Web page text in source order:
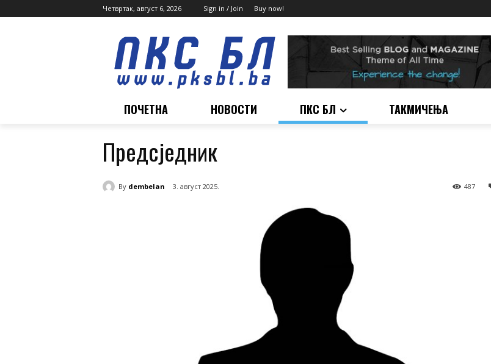
Четвртак, август 6, 2026 Sign in / Join Buy now!
ПОЧЕТНА НОВОСТИ ПКС БЛ ТАКМИЧЕЊА
Предсједник
By dembelan 3. август 2025. 487